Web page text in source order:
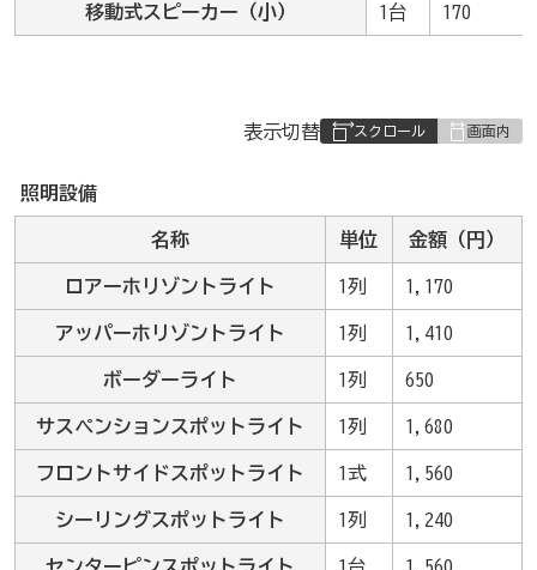
移動式スピーカー（小） 1台 170
表
の
表示切替
照明設備
名称 単位 金額（円）
ロアーホリゾントライト 1列 1,170
アッパーホリゾントライト 1列 1,410
ボーダーライト 1列 650
サスペンションスポットライト 1列 1,680
フロントサイドスポットライト 1式 1,560
シーリングスポットライト 1列 1,240